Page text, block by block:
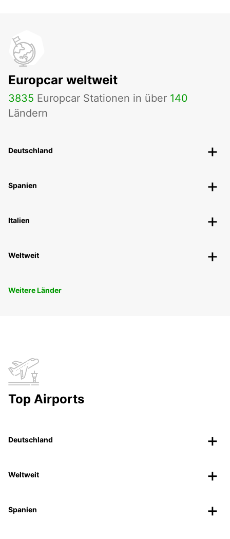
Europcar weltweit
3835 Europcar Stationen in über 140
Ländern
Deutschland
Spanien
Italien
Weltweit
Weitere Länder
Top Airports
Deutschland
Weltweit
Spanien